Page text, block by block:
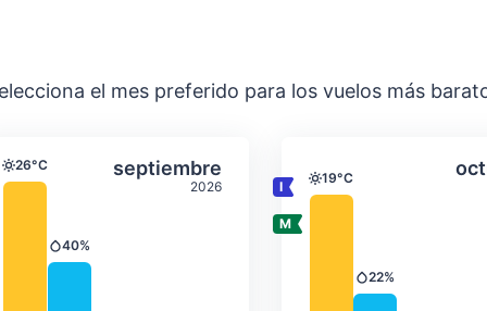
el mes preferido para los vuelos más
media mensual
septiembre
2026
Temperatura y precipitación media
Temperatura
26°C
Precipitación
40%
Seleccionar septiembreTemperatura
Temperatura
19°C
Precipitación
22%